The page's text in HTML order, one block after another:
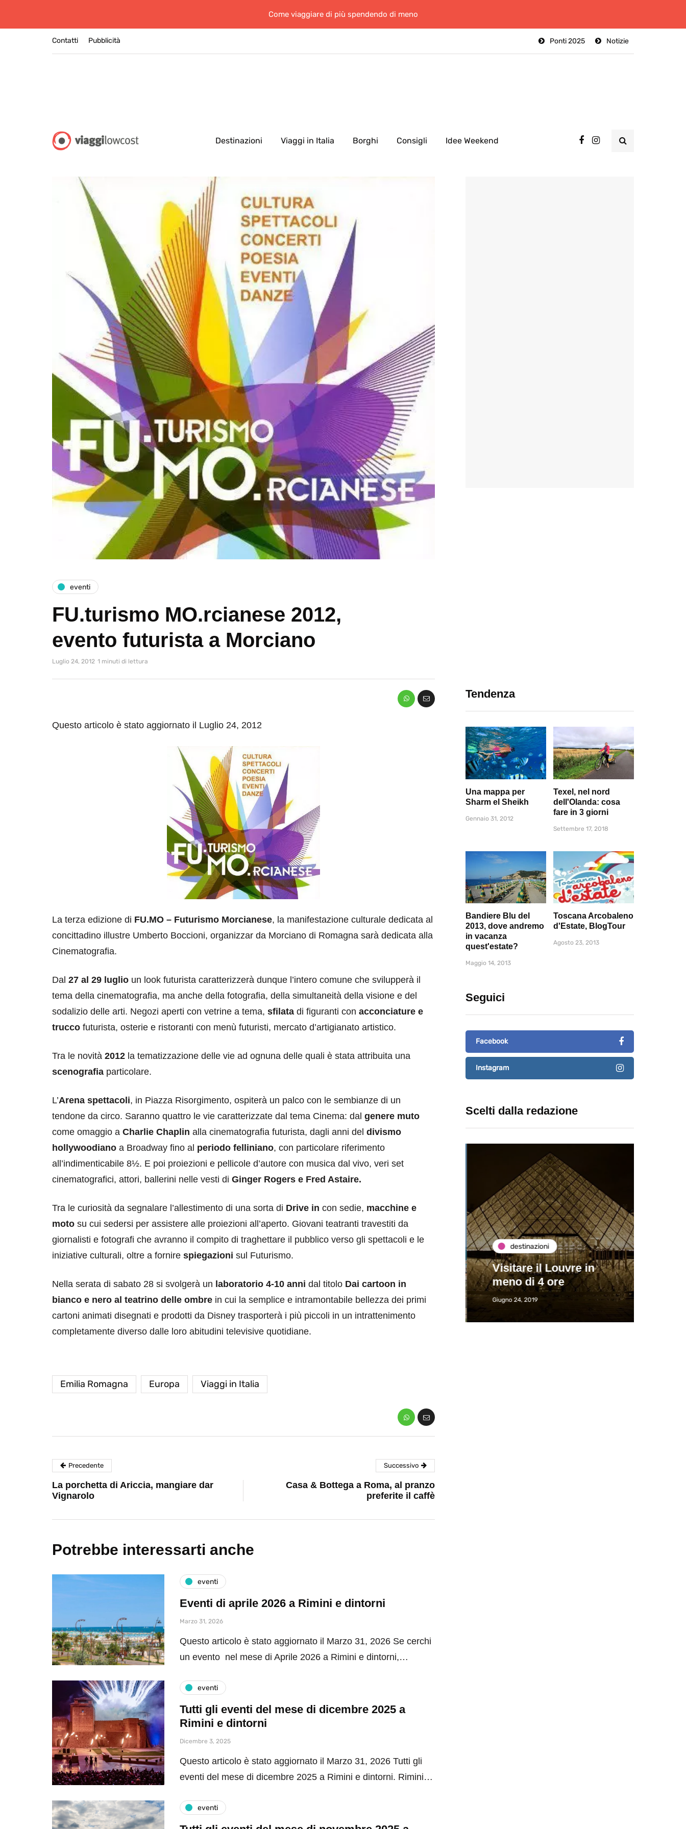
Come viaggiare di più spendendo di meno
Contatti Notizie
Ponti 2025
Pubblicità
Destinazioni Viaggi in Italia Borghi Consigli Idee Weekend
eventi
FU.turismo MO.rcianese 2012,
evento futurista a Morciano
Luglio 24, 2012 1 minuti di lettura
Questo articolo è stato aggiornato il Luglio 24, 2012
La terza edizione di FU.MO – Futurismo Morcianese, la manifestazione culturale dedicata al
concittadino illustre Umberto Boccioni, organizzar da Morciano di Romagna sarà dedicata alla
Cinematografia.
Dal 27 al 29 luglio un look futurista caratterizzerà dunque l’intero comune che svilupperà il
tema della cinematografia, ma anche della fotografia, della simultaneità della visione e del
sodalizio delle arti. Negozi aperti con vetrine a tema, sfilata di figuranti con acconciature e
trucco futurista, osterie e ristoranti con menù futuristi, mercato d’artigianato artistico.
Tra le novità 2012 la tematizzazione delle vie ad ognuna delle quali è stata attribuita una
scenografia particolare.
L’Arena spettacoli, in Piazza Risorgimento, ospiterà un palco con le sembianze di un
tendone da circo. Saranno quattro le vie caratterizzate dal tema Cinema: dal genere muto
come omaggio a Charlie Chaplin alla cinematografia futurista, dagli anni del divismo
hollywoodiano a Broadway fino al periodo felliniano, con particolare riferimento
all’indimenticabile 8½. E poi proiezioni e pellicole d’autore con musica dal vivo, veri set
cinematografici, attori, ballerini nelle vesti di Ginger Rogers e Fred Astaire.
Tra le curiosità da segnalare l’allestimento di una sorta di Drive in con sedie, macchine e
moto su cui sedersi per assistere alle proiezioni all’aperto. Giovani teatranti travestiti da
giornalisti e fotografi che avranno il compito di traghettare il pubblico verso gli spettacoli e le
iniziative culturali, oltre a fornire spiegazioni sul Futurismo.
Nella serata di sabato 28 si svolgerà un laboratorio 4-10 anni dal titolo Dai cartoon in
bianco e nero al teatrino delle ombre in cui la semplice e intramontabile bellezza dei primi
cartoni animati disegnati e prodotti da Disney trasporterà i più piccoli in un intrattenimento
completamente diverso dalle loro abitudini televisive quotidiane.
Emilia Romagna Europa Viaggi in Italia
Tendenza
Una mappa per
Sharm el Sheikh
Gennaio 31, 2012
Texel, nel nord
dell'Olanda: cosa
fare in 3 giorni
Settembre 17, 2018
Bandiere Blu del
2013, dove andremo
in vacanza
quest'estate?
Maggio 14, 2013
Toscana Arcobaleno
d'Estate, BlogTour
Agosto 23, 2013
Seguici
Facebook
Instagram
Scelti dalla redazione
di 4 ore
Immaturi il Viaggio
Giugno 26, 2013
eventi
Rimini e dintorni
Marzo 31, 2026
destinazioni
Visitare il Louvre in
meno di 4 ore
Giugno 24, 2019
Precedente
La porchetta di Ariccia, mangiare dar
Vignarolo
Successivo
Casa & Bottega a Roma, al pranzo
preferite il caffè
Potrebbe interessarti anche
eventi
Eventi di aprile 2026 a Rimini e dintorni
Marzo 31, 2026
Questo articolo è stato aggiornato il Marzo 31, 2026 Se cerchi
un evento nel mese di Aprile 2026 a Rimini e dintorni,…
eventi
Tutti gli eventi del mese di dicembre 2025 a
Rimini e dintorni
Dicembre 3, 2025
Questo articolo è stato aggiornato il Marzo 31, 2026 Tutti gli
eventi del mese di dicembre 2025 a Rimini e dintorni. Rimini…
eventi